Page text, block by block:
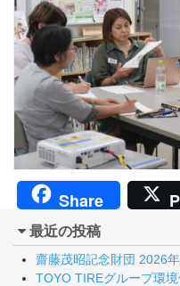
Share
最近の投稿
齋藤茂昭記念財団 2026
TOYO TIREグループ環